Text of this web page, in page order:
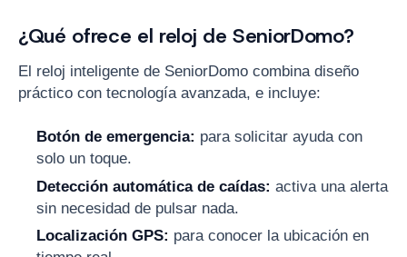
¿Qué ofrece el reloj de SeniorDomo?
El reloj inteligente de SeniorDomo combina diseño
práctico con tecnología avanzada, e incluye:
Botón de emergencia: para solicitar ayuda con
solo un toque.
Detección automática de caídas: activa una alerta
sin necesidad de pulsar nada.
Localización GPS: para conocer la ubicación en